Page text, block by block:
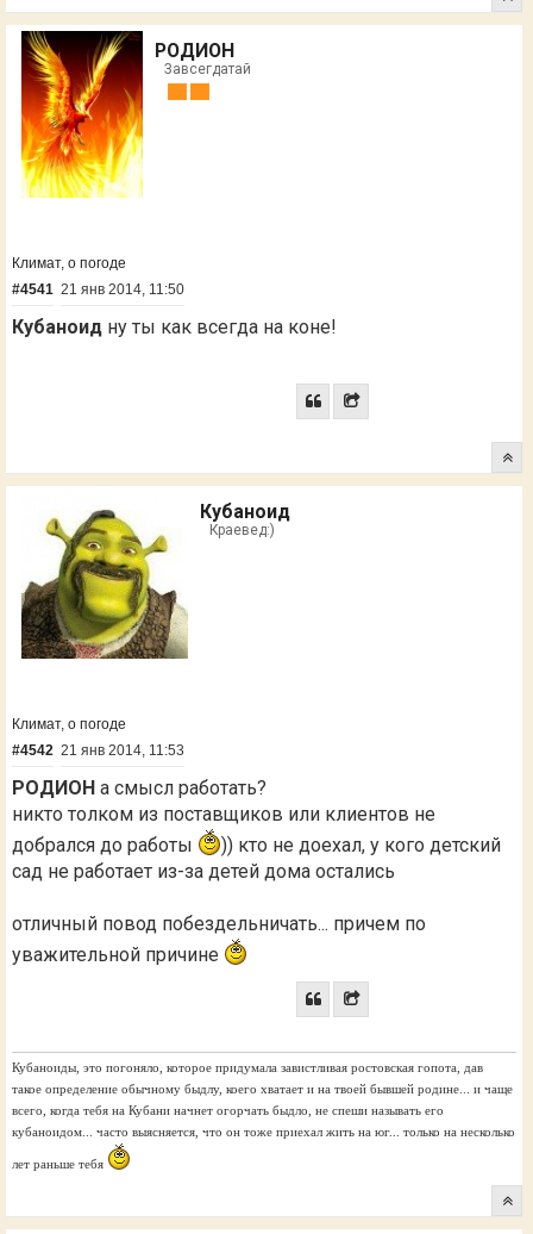
РОДИОН
Завсегдатай
Климат, о погоде
#4541 21 янв 2014, 11:50
Кубаноид ну ты как всегда на коне!
Кубаноид
Краевед:)
Климат, о погоде
#4542 21 янв 2014, 11:53
РОДИОН а смысл работать?
никто толком из поставщиков или клиентов не
добрался до работы
)) кто не доехал, у кого детский
сад не работает из-за детей дома остались
отличный повод побездельничать... причем по
уважительной причине
Кубаноиды, это погоняло, которое придумала завистливая ростовская гопота, дав
такое определение обычному быдлу, коего хватает и на твоей бывшей родине... и чаще
всего, когда тебя на Кубани начнет огорчать быдло, не спеши называть его
кубаноидом... часто выясняется, что он тоже приехал жить на юг... только на несколько
лет раньше тебя